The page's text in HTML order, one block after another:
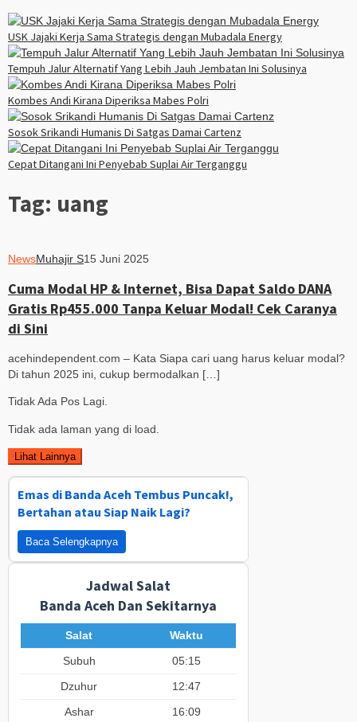
USK Jajaki Kerja Sama Strategis dengan Mubadala Energy
Tempuh Jalur Alternatif Yang Lebih Jauh Jembatan Ini Solusinya
Kombes Andi Kirana Diperiksa Mabes Polri
Sosok Srikandi Humanis Di Satgas Damai Cartenz
Cepat Ditangani Ini Penyebab Suplai Air Terganggu
Tag: uang
NewsMuhajir S15 Juni 2025
Cuma Modal HP & Internet, Bisa Dapat Saldo DANA
Gratis Rp455.000 Tanpa Keluar Modal! Cek Caranya
di Sini
acehindependent.com – Kata Siapa cari uang harus keluar modal?
Di tahun 2025 ini, cukup bermodalkan […]
Tidak Ada Pos Lagi.
Tidak ada laman yang di load.
Lihat Lainnya
Emas di Banda Aceh Tembus Puncak!,
Bertahan atau Siap Naik Lagi?
Baca Selengkapnya
Jadwal Salat
Banda Aceh Dan Sekitarnya
Salat
Waktu
Subuh
05:15
Dzuhur
12:47
Ashar
16:09